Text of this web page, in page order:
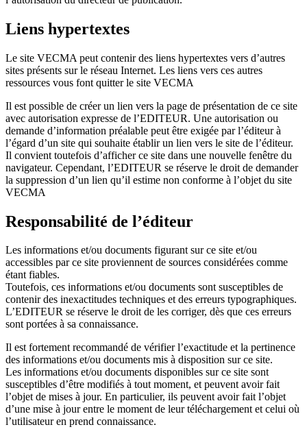
Liens hypertextes
Le site VECMA peut contenir des liens hypertextes vers d’autres
sites présents sur le réseau Internet. Les liens vers ces autres
ressources vous font quitter le site VECMA
Il est possible de créer un lien vers la page de présentation de ce site
avec autorisation expresse de l’EDITEUR. Une autorisation ou
demande d’information préalable peut être exigée par l’éditeur à
l’égard d’un site qui souhaite établir un lien vers le site de l’éditeur.
Il convient toutefois d’afficher ce site dans une nouvelle fenêtre du
navigateur. Cependant, l’EDITEUR se réserve le droit de demander
la suppression d’un lien qu’il estime non conforme à l’objet du site
VECMA
Responsabilité de l’éditeur
Les informations et/ou documents figurant sur ce site et/ou
accessibles par ce site proviennent de sources considérées comme
étant fiables.
Toutefois, ces informations et/ou documents sont susceptibles de
contenir des inexactitudes techniques et des erreurs typographiques.
L’EDITEUR se réserve le droit de les corriger, dès que ces erreurs
sont portées à sa connaissance.
Il est fortement recommandé de vérifier l’exactitude et la pertinence
des informations et/ou documents mis à disposition sur ce site.
Les informations et/ou documents disponibles sur ce site sont
susceptibles d’être modifiés à tout moment, et peuvent avoir fait
l’objet de mises à jour. En particulier, ils peuvent avoir fait l’objet
d’une mise à jour entre le moment de leur téléchargement et celui où
l’utilisateur en prend connaissance.